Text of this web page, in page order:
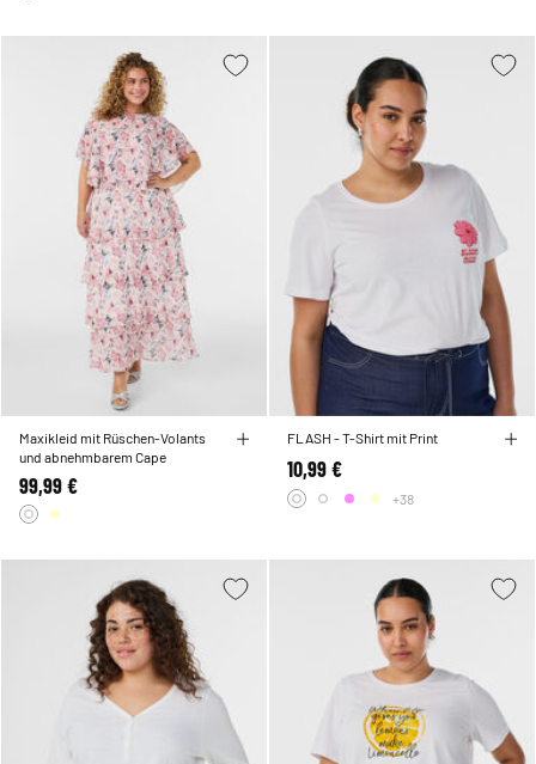
Maxikleid mit Rüschen-Volants
und abnehmbarem Cape
99,99 €
FLASH - T-Shirt mit Print
10,99 €
+38